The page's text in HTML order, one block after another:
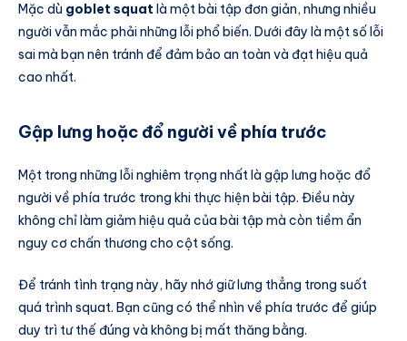
Mặc dù goblet squat là một bài tập đơn giản, nhưng nhiều
người vẫn mắc phải những lỗi phổ biến. Dưới đây là một số lỗi
sai mà bạn nên tránh để đảm bảo an toàn và đạt hiệu quả
cao nhất.
Gập lưng hoặc đổ người về phía trước
Một trong những lỗi nghiêm trọng nhất là gập lưng hoặc đổ
người về phía trước trong khi thực hiện bài tập. Điều này
không chỉ làm giảm hiệu quả của bài tập mà còn tiềm ẩn
nguy cơ chấn thương cho cột sống.
Để tránh tình trạng này, hãy nhớ giữ lưng thẳng trong suốt
quá trình squat. Bạn cũng có thể nhìn về phía trước để giúp
duy trì tư thế đúng và không bị mất thăng bằng.